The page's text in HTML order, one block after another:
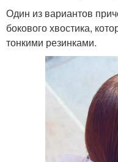
Один из вариантов
бокового хвостика,
тонкими резинками.